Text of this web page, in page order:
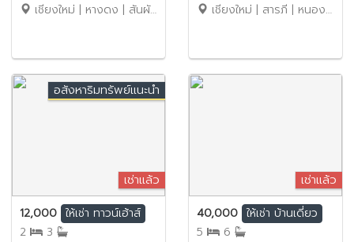
33,000 บาท / เดือน รหัส
เชียงใหม่ | หางดง | สันผักหวาน
พลาซ่า No.15H519
เชียงใหม่ | สารภี | หนองผึ้ง
อสังหาริมทรัพย์แนะนำ
เช่าแล้ว
12,000 ให้เช่า ทาวน์เฮ้าส์
2
3
เช่าแล้ว
40,000 ให้เช่า บ้านเดี่ยว
5
6